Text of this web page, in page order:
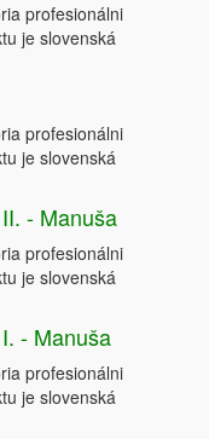
profesionálni
je slovenská
profesionálni
je slovenská
- Manuša
profesionálni
je slovenská
- Manuša
profesionálni
je slovenská